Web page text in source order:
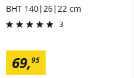
BHT 140|26|22 cm
3
69,95